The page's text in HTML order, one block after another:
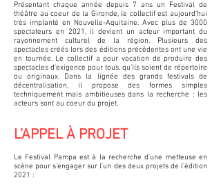
Présentant chaque année depuis 7 ans un Festival de
théâtre au coeur de la Gironde, le collectif est aujourd’hui
très implanté en Nouvelle-Aquitaine. Avec plus de 3000
spectateurs en 2021, il devient un acteur important du
rayonnement culturel de la région. Plusieurs des
spectacles créés lors des éditions précédentes ont une vie
en tournée. Le collectif a pour vocation de produire des
spectacles d’exigence pour tous, qu’ils soient de répertoire
ou originaux. Dans la lignée des grands festivals de
décentralisation, il propose des formes simples
techniquement mais ambitieuses dans la recherche : les
acteurs sont au coeur du projet.
L’APPEL À PROJET
Le Festival Pampa est à la recherche d’une metteuse en
scène pour s’engager sur l’un des deux projets de l’édition
2021 :